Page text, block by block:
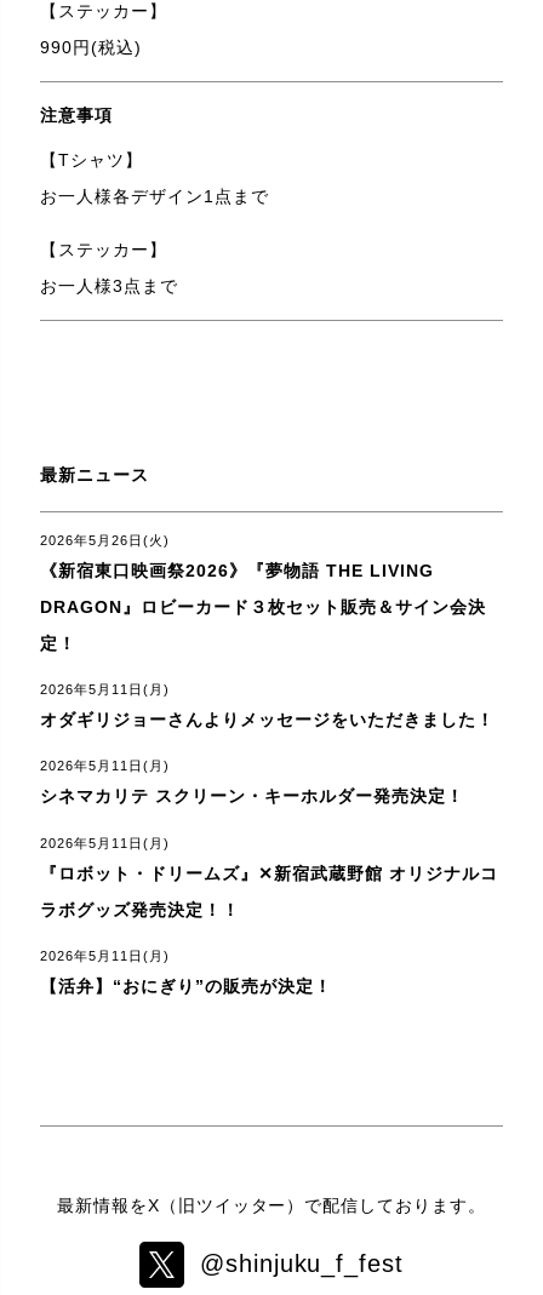
【ステッカー】
990円(税込)
注意事項
【Tシャツ】
お一人様各デザイン1点まで
【ステッカー】
お一人様3点まで
最新ニュース
2026年5月26日(火)
《新宿東口映画祭2026》『夢物語 THE LIVING
DRAGON』ロビーカード３枚セット販売＆サイン会決
定！
2026年5月11日(月)
オダギリジョーさんよりメッセージをいただきました！
2026年5月11日(月)
シネマカリテ スクリーン・キーホルダー発売決定！
2026年5月11日(月)
『ロボット・ドリームズ』✕新宿武蔵野館 オリジナルコ
ラボグッズ発売決定！！
2026年5月11日(月)
【活弁】“おにぎり”の販売が決定！
最新情報をX（旧ツイッター）で配信しております。
@shinjuku_f_fest